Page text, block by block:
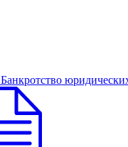
Банкротство